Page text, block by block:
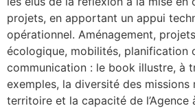
projets, en apportant un appui
opérationnel. Aménagement,
écologique, mobilités, planification
communication : le book illustre, à
exemples, la diversité des missions
territoire et la capacité de l’Agence